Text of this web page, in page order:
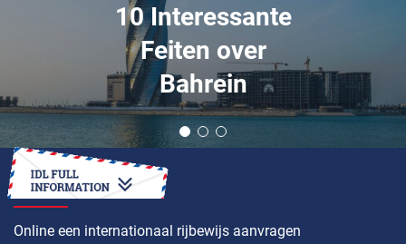
10 Interessante
Feiten over
Bahrein
HOE
Online een internationaal rijbewijs aanvragen